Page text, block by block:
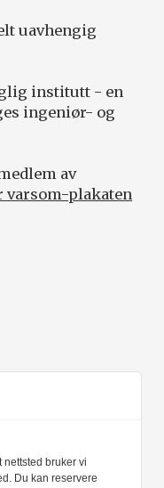
uavhengig
institutt - en
ingeniør- og
av
varsom-plakaten
nettsted bruker vi
Du kan reservere